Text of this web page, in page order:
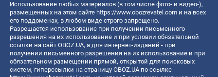
Использование любых материалов (в том числе фото- и видео-),
размещенных на этом сайте https://www.obozrevatel.com и на всех
его поддоменах, в любом виде строго запрещено.
Разрешается использование при получении письменного
разрешения на их использование и при условии обязательной
ссылки на сайт OBOZ.UA, а для интернет-изданий - при
получении письменного разрешения на их использование и при
обязательном размещении прямой, открытой для поисковых
систем, гиперссылки на страницу OBOZ.UA по ссылке